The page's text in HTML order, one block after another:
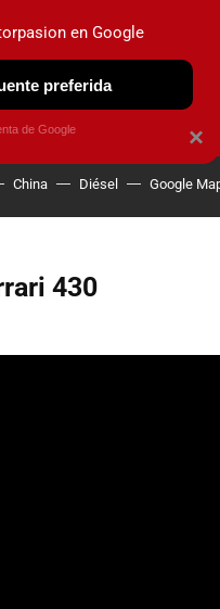
OBSERVATORIO
China Diésel Google
430
×
en Google
preferida
de Google